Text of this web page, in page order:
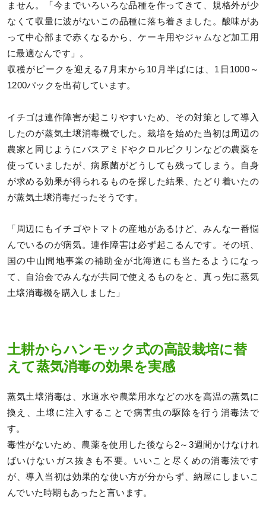
ません。「今までいろいろな品種を作ってきて、規格外が少
なくて収量に波がないこの品種に落ち着きました。酸味があ
って中心部まで赤くなるから、ケーキ用やジャムなど加工用
に最適なんです」。
収穫がピークを迎える7月末から10月半ばには、1日1000～
1200パックを出荷しています。
イチゴは連作障害が起こりやすいため、その対策として導入
したのが蒸気土壌消毒機でした。栽培を始めた当初は周辺の
農家と同じようにバスアミドやクロルピクリンなどの農薬を
使っていましたが、病原菌がどうしても残ってしまう。自身
が求める効果が得られるものを探した結果、たどり着いたの
が蒸気土壌消毒だったそうです。
「周辺にもイチゴやトマトの産地があるけど、みんな一番悩
んでいるのが病気。連作障害は必ず起こるんです。その頃、
国の中山間地事業の補助金が北海道にも当たるようになっ
て、自治会でみんなが共同で使えるものをと、真っ先に蒸気
土壌消毒機を購入しました」
土耕からハンモック式の高設栽培に替
えて蒸気消毒の効果を実感
蒸気土壌消毒は、水道水や農業用水などの水を高温の蒸気に
換え、土壌に注入することで病害虫の駆除を行う消毒法で
す。
毒性がないため、農薬を使用した後なら2～3週間かけなけれ
ばいけないガス抜きも不要。いいこと尽くめの消毒法です
が、導入当初は効果的な使い方が分からず、納屋にしまいこ
んでいた時期もあったと言います。